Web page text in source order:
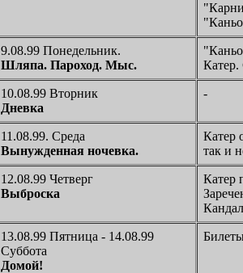
9.08.99 Понедельник.
Шляпа. Пароход. Мыс.
Катер.
10.08.99 Вторник
Дневка
-
11.08.99. Среда
Вынужденная ночевка.
Катер
так и
12.08.99 Четверг
Выброска
Катер
13.08.99 Пятница - 14.08.99
Суббота
Домой!